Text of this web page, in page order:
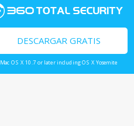
DESCARGAR GRATIS
Mac OS X 10.7 or later including OS X Yosemite